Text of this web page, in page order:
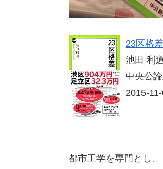
23区格
池田 利
中央公
2015-
都市工学を専門とし